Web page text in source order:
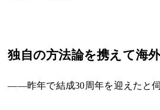
独自の方法論を携えて海
――昨年で結成30周年を迎えたと伺